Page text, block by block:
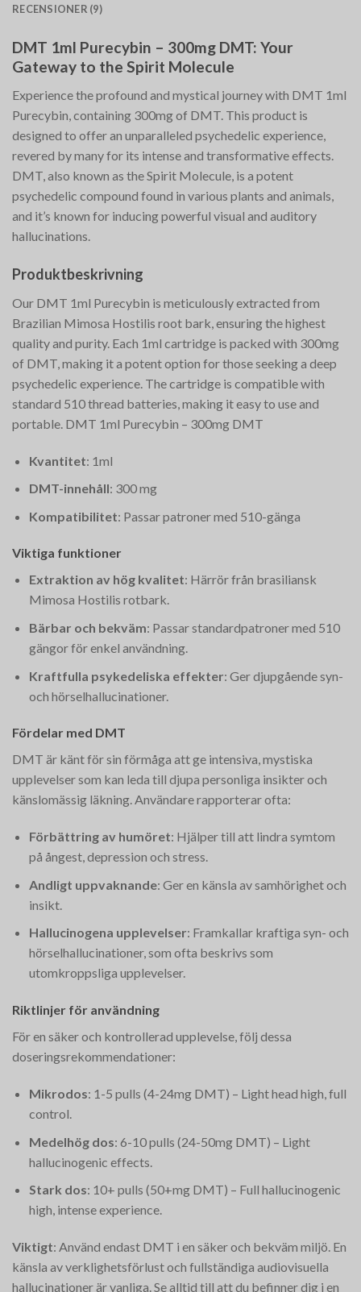
RECENSIONER (9)
DMT 1ml Purecybin – 300mg DMT: Your
Gateway to the Spirit Molecule
Experience the profound and mystical journey with DMT 1ml
Purecybin, containing 300mg of DMT. This product is
designed to offer an unparalleled psychedelic experience,
revered by many for its intense and transformative effects.
DMT, also known as the Spirit Molecule, is a potent
psychedelic compound found in various plants and animals,
and it’s known for inducing powerful visual and auditory
hallucinations.
Produktbeskrivning
Our DMT 1ml Purecybin is meticulously extracted from
Brazilian Mimosa Hostilis root bark, ensuring the highest
quality and purity. Each 1ml cartridge is packed with 300mg
of DMT, making it a potent option for those seeking a deep
psychedelic experience. The cartridge is compatible with
standard 510 thread batteries, making it easy to use and
portable. DMT 1ml Purecybin – 300mg DMT
Kvantitet: 1ml
DMT-innehåll: 300 mg
Kompatibilitet: Passar patroner med 510-gänga
Viktiga funktioner
Extraktion av hög kvalitet: Härrör från brasiliansk
Mimosa Hostilis rotbark.
Bärbar och bekväm: Passar standardpatroner med 510
gängor för enkel användning.
Kraftfulla psykedeliska effekter: Ger djupgående syn-
och hörselhallucinationer.
Fördelar med DMT
DMT är känt för sin förmåga att ge intensiva, mystiska
upplevelser som kan leda till djupa personliga insikter och
känslomässig läkning. Användare rapporterar ofta:
Förbättring av humöret: Hjälper till att lindra symtom
på ångest, depression och stress.
Andligt uppvaknande: Ger en känsla av samhörighet och
insikt.
Hallucinogena upplevelser: Framkallar kraftiga syn- och
hörselhallucinationer, som ofta beskrivs som
utomkroppsliga upplevelser.
Riktlinjer för användning
För en säker och kontrollerad upplevelse, följ dessa
doseringsrekommendationer:
Mikrodos: 1-5 pulls (4-24mg DMT) – Light head high, full
control.
Medelhög dos: 6-10 pulls (24-50mg DMT) – Light
hallucinogenic effects.
Stark dos: 10+ pulls (50+mg DMT) – Full hallucinogenic
high, intense experience.
Viktigt: Använd endast DMT i en säker och bekväm miljö. En
känsla av verklighetsförlust och fullständiga audiovisuella
hallucinationer är vanliga. Se alltid till att du befinner dig i en